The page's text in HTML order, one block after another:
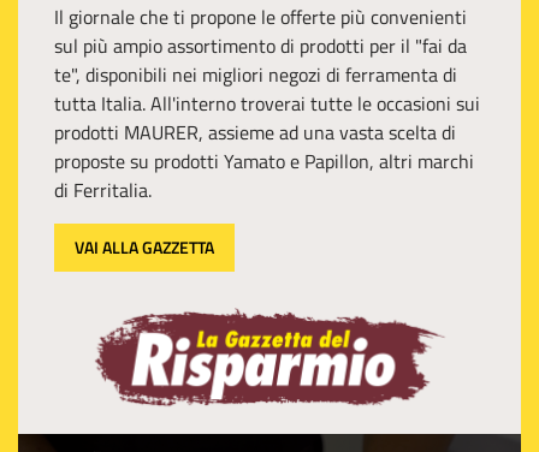
Il giornale che ti propone le offerte più convenienti
sul più ampio assortimento di prodotti per il "fai da
te", disponibili nei migliori negozi di ferramenta di
tutta Italia. All'interno troverai tutte le occasioni sui
prodotti MAURER, assieme ad una vasta scelta di
proposte su prodotti Yamato e Papillon, altri marchi
di Ferritalia.
VAI ALLA GAZZETTA